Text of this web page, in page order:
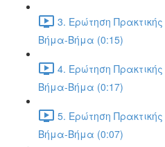
3. Ερώτηση
Βήμα-Βήμα (0:15)
4. Ερώτηση
Βήμα-Βήμα (0:17)
5. Ερώτηση
Βήμα-Βήμα (0:07)